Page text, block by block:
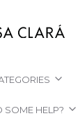
SOME HELP?